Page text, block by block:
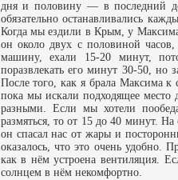
дня и половину — в последний
обязательно останавливались
Когда мы ездили в Крым, у
он около двух с половиной
машину, ехали 15-20 минут,
поразвлекать его минут 30-50, но
После того, как я брала Максима к
пока мы искали подходящее место
разными. Если мы хотели
размяться, то от 15 до 40 минут.
он спасал нас от жары и
оказалось, что это очень удобно.
как в нём устроена вентиляция.
солнцем в нём некомфортно.